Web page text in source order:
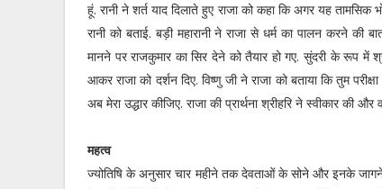
हूं. रानी ने शर्त याद दिलाते हुए राजा को कहा कि अगर यह
रानी को बताई. बड़ी महारानी ने राजा से धर्म का पालन करने
मानने पर राजकुमार का सिर देने को तैयार हो गए. सुंदरी के रूप
आकर राजा को दर्शन दिए. विष्णु जी ने राजा को बताया कि तुम
अब मेरा उद्धार कीजिए. राजा की प्रार्थना श्रीहरि ने स्वीकार की
महत्व
ज्योतिषि के अनुसार चार महीने तक देवताओं के सोने और इनके जागने